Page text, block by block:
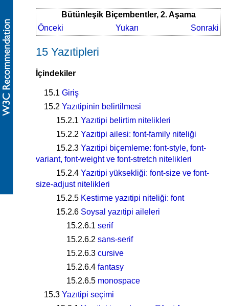
Bütünleşik Biçembentler, 2. Aşama
Önceki
Yukarı Sonraki
15 Yazıtipleri
İçindekiler
15.1 Giriş
15.2 Yazıtipinin belirtilmesi
15.2.1 Yazıtipi belirtim nitelikleri
15.2.2 Yazıtipi ailesi: font-family niteliği
15.2.3 Yazıtipi biçemleme: font-style, font-
variant, font-weight ve font-stretch nitelikleri
15.2.4 Yazıtipi yüksekliği: font-size ve font-
size-adjust nitelikleri
15.2.5 Kestirme yazıtipi niteliği: font
15.2.6 Soysal yazıtipi aileleri
15.2.6.1 serif
15.2.6.2 sans-serif
15.2.6.3 cursive
15.2.6.4 fantasy
15.2.6.5 monospace
15.3 Yazıtipi seçimi